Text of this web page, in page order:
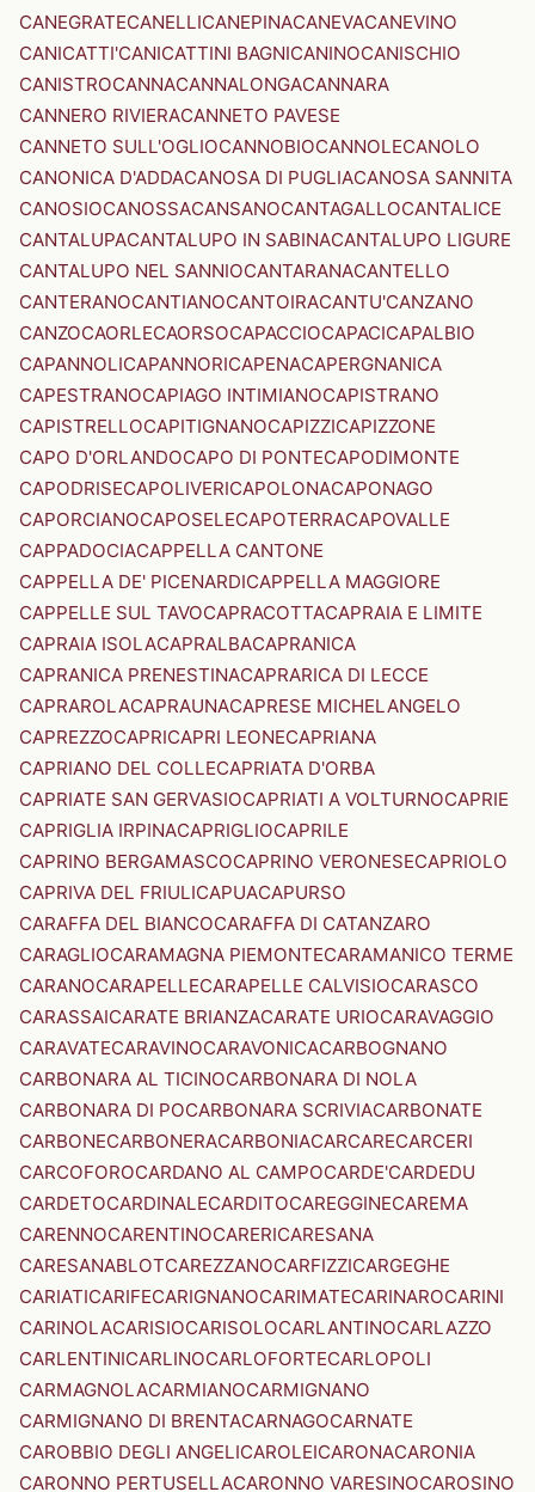
CANEGRATECANELLICANEPINACANEVACANEVINO
CANICATTI'CANICATTINI BAGNICANINOCANISCHIO
CANISTROCANNACANNALONGACANNARA
CANNERO RIVIERACANNETO PAVESE
CANNETO SULL'OGLIOCANNOBIOCANNOLECANOLO
CANONICA D'ADDACANOSA DI PUGLIACANOSA SANNITA
CANOSIOCANOSSACANSANOCANTAGALLOCANTALICE
CANTALUPACANTALUPO IN SABINACANTALUPO LIGURE
CANTALUPO NEL SANNIOCANTARANACANTELLO
CANTERANOCANTIANOCANTOIRACANTU'CANZANO
CANZOCAORLECAORSOCAPACCIOCAPACICAPALBIO
CAPANNOLICAPANNORICAPENACAPERGNANICA
CAPESTRANOCAPIAGO INTIMIANOCAPISTRANO
CAPISTRELLOCAPITIGNANOCAPIZZICAPIZZONE
CAPO D'ORLANDOCAPO DI PONTECAPODIMONTE
CAPODRISECAPOLIVERICAPOLONACAPONAGO
CAPORCIANOCAPOSELECAPOTERRACAPOVALLE
CAPPADOCIACAPPELLA CANTONE
CAPPELLA DE' PICENARDICAPPELLA MAGGIORE
CAPPELLE SUL TAVOCAPRACOTTACAPRAIA E LIMITE
CAPRAIA ISOLACAPRALBACAPRANICA
CAPRANICA PRENESTINACAPRARICA DI LECCE
CAPRAROLACAPRAUNACAPRESE MICHELANGELO
CAPREZZOCAPRICAPRI LEONECAPRIANA
CAPRIANO DEL COLLECAPRIATA D'ORBA
CAPRIATE SAN GERVASIOCAPRIATI A VOLTURNOCAPRIE
CAPRIGLIA IRPINACAPRIGLIOCAPRILE
CAPRINO BERGAMASCOCAPRINO VERONESECAPRIOLO
CAPRIVA DEL FRIULICAPUACAPURSO
CARAFFA DEL BIANCOCARAFFA DI CATANZARO
CARAGLIOCARAMAGNA PIEMONTECARAMANICO TERME
CARANOCARAPELLECARAPELLE CALVISIOCARASCO
CARASSAICARATE BRIANZACARATE URIOCARAVAGGIO
CARAVATECARAVINOCARAVONICACARBOGNANO
CARBONARA AL TICINOCARBONARA DI NOLA
CARBONARA DI POCARBONARA SCRIVIACARBONATE
CARBONECARBONERACARBONIACARCARECARCERI
CARCOFOROCARDANO AL CAMPOCARDE'CARDEDU
CARDETOCARDINALECARDITOCAREGGINECAREMA
CARENNOCARENTINOCARERICARESANA
CARESANABLOTCAREZZANOCARFIZZICARGEGHE
CARIATICARIFECARIGNANOCARIMATECARINAROCARINI
CARINOLACARISIOCARISOLOCARLANTINOCARLAZZO
CARLENTINICARLINOCARLOFORTECARLOPOLI
CARMAGNOLACARMIANOCARMIGNANO
CARMIGNANO DI BRENTACARNAGOCARNATE
CAROBBIO DEGLI ANGELICAROLEICARONACARONIA
CARONNO PERTUSELLACARONNO VARESINOCAROSINO